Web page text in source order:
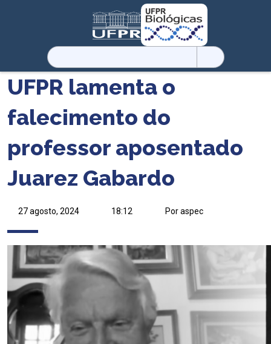
Pesquisar
por:
UFPR lamenta o
falecimento do
professor aposentado
Juarez Gabardo
27 agosto, 2024 18:12 Por aspec